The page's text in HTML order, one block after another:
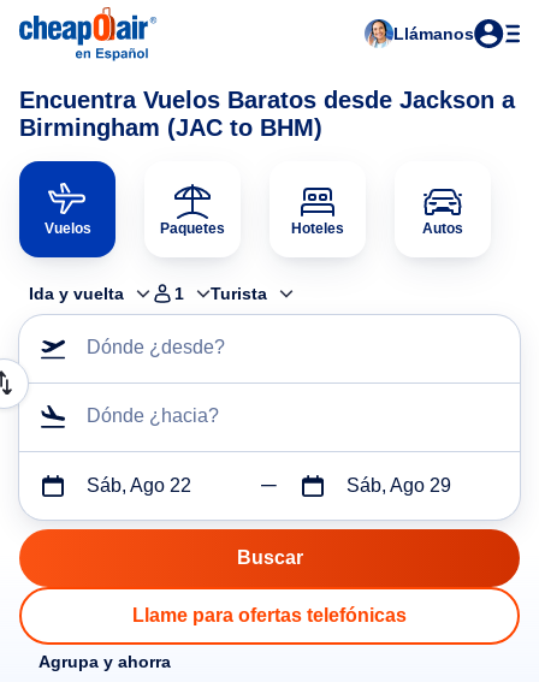
Llámanos
Encuentra Vuelos Baratos desde Jackson a
Birmingham (JAC to BHM)
Vuelos Paquetes Hoteles Autos
Ida y vuelta 1 Turista
Dónde ¿desde?
Dónde ¿hacia?
Sáb, Ago 22 Sáb, Ago 29
Llame para ofertas telefónicas
Agrupa y ahorra